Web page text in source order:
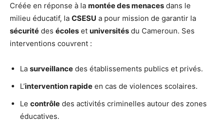
Créée en réponse à la montée des menaces dans le
milieu éducatif, la CSESU a pour mission de garantir la
sécurité des écoles et universités du Cameroun. Ses
interventions couvrent :
La surveillance des établissements publics et privés.
L’intervention rapide en cas de violences scolaires.
Le contrôle des activités criminelles autour des zones
éducatives.